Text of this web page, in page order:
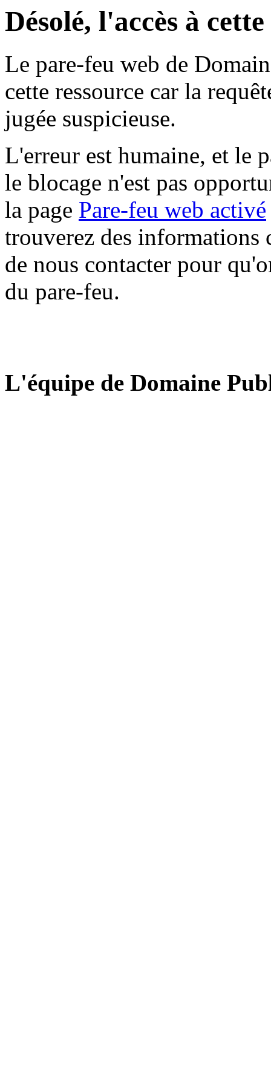
Désolé, l'accès à
Le pare-feu web de
cette ressource car la
jugée suspicieuse.
L'erreur est humaine, et le
le blocage n'est pas
la page Pare-feu web activé
trouverez des informations
de nous contacter pour
du pare-feu.
L'équipe de Domaine